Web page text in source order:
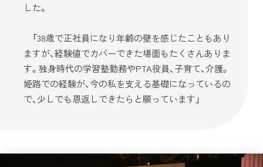
した。
「38歳で正社員になり年齢の壁を感じたこともあり
ますが、経験値でカバーできた場面もたくさんありま
す。独身時代の学習塾勤務やPTA役員、子育て、介護。
姫路での経験が、今の私を支える基礎になっているの
で、少しでも恩返しできたらと願っています」